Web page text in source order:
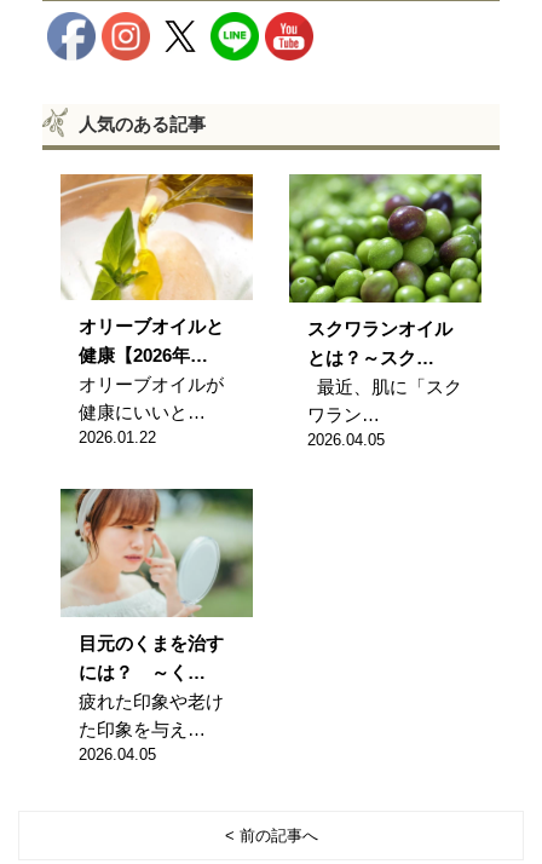
人気のある記事
オリーブオイルと
健康【2026年…
オリーブオイルが
健康にいいと…
2026.01.22
スクワランオイル
とは？～スク…
最近、肌に「スク
ワラン…
2026.04.05
目元のくまを治す
には？ ～く…
疲れた印象や老け
た印象を与え…
2026.04.05
< 前の記事へ